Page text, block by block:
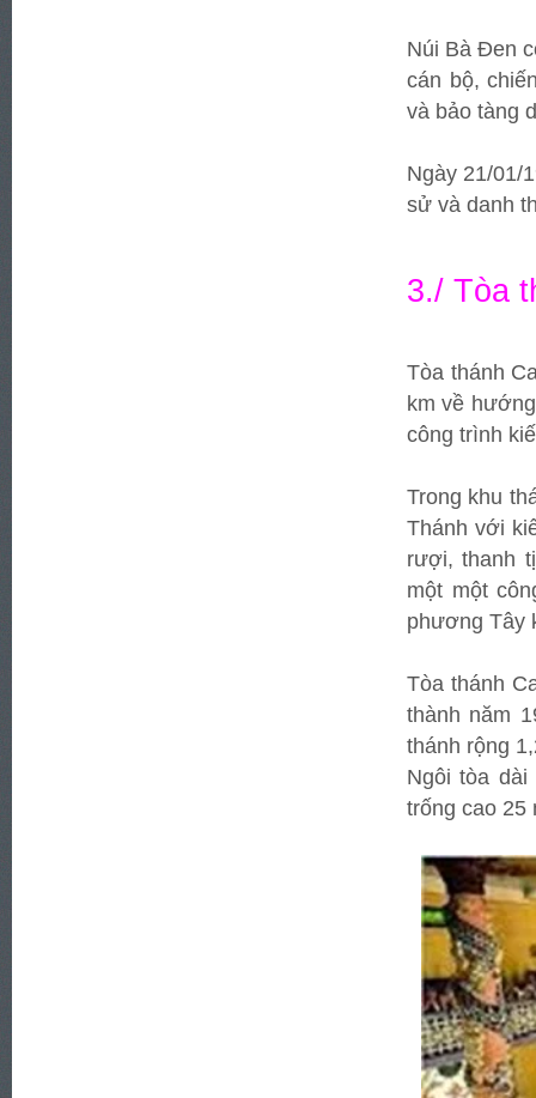
Núi Bà Đen
cán bộ,
và bảo tàng
Ngày 21/01/
sử và danh
3./ Tòa
Tòa thánh
km về
công trình
Trong khu
Thánh với
rượi, thanh
một một
phương Tây
Tòa thánh
thành năm
thánh rộng
Ngôi tòa
trống cao 25